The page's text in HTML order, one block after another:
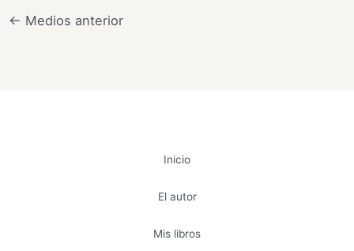
← Medios anterior
Inicio
El autor
Mis libros